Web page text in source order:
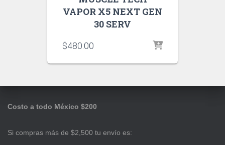
VAPOR X5 NEXT GEN
30 SERV
$480.00
Costo a todo México $200
Si compras más de $2,500 tu envío es: